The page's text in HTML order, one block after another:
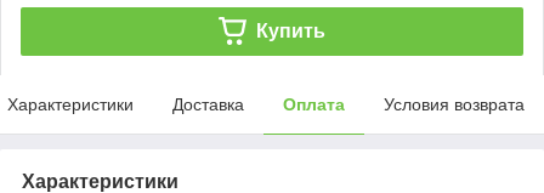
Купить
Характеристики Доставка Оплата Условия возврата
Характеристики